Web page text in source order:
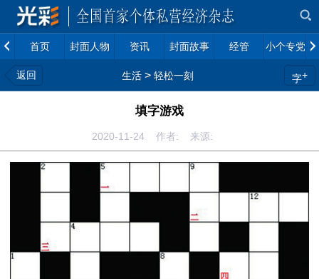
首页 封面人物 资讯 封面故事 经管 小个专党建
返回 生活 > 轻松一刻 字+
填字游戏
2020-11-24 作者: 来源: